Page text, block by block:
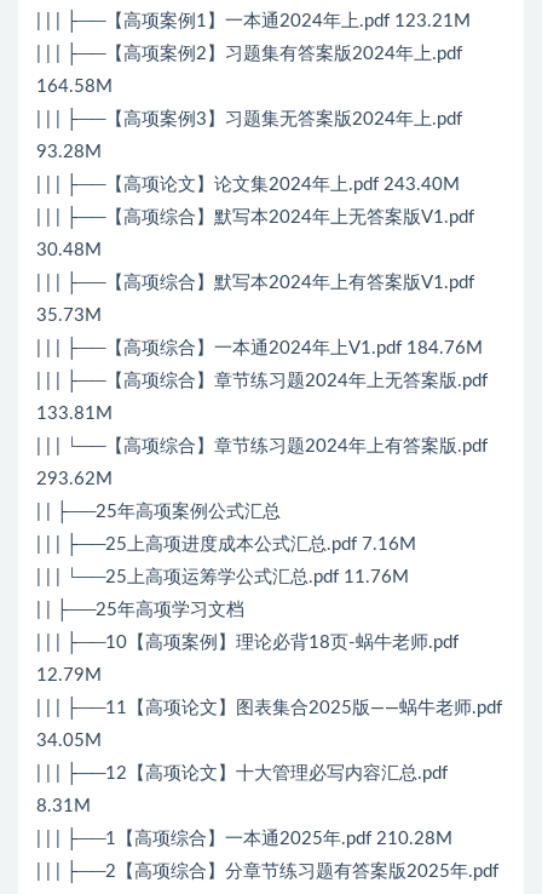
| | | ├──【高项案例1】一本通2024年上.pdf 123.21M
| | | ├──【高项案例2】习题集有答案版2024年上.pdf
164.58M
| | | ├──【高项案例3】习题集无答案版2024年上.pdf
93.28M
| | | ├──【高项论文】论文集2024年上.pdf 243.40M
| | | ├──【高项综合】默写本2024年上无答案版V1.pdf
30.48M
| | | ├──【高项综合】默写本2024年上有答案版V1.pdf
35.73M
| | | ├──【高项综合】一本通2024年上V1.pdf 184.76M
| | | ├──【高项综合】章节练习题2024年上无答案版.pdf
133.81M
| | | └──【高项综合】章节练习题2024年上有答案版.pdf
293.62M
| | ├──25年高项案例公式汇总
| | | ├──25上高项进度成本公式汇总.pdf 7.16M
| | | └──25上高项运筹学公式汇总.pdf 11.76M
| | ├──25年高项学习文档
| | | ├──10【高项案例】理论必背18页-蜗牛老师.pdf
12.79M
| | | ├──11【高项论文】图表集合2025版——蜗牛老师.pdf
34.05M
| | | ├──12【高项论文】十大管理必写内容汇总.pdf
8.31M
| | | ├──1【高项综合】一本通2025年.pdf 210.28M
| | | ├──2【高项综合】分章节练习题有答案版2025年.pdf